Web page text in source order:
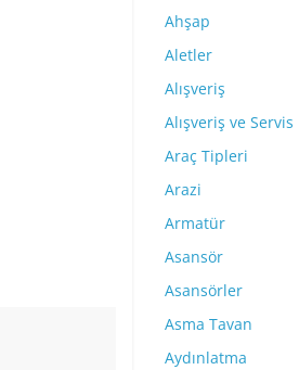
Ahşap
Aletler
Alışveriş
Alışveriş ve Servis
Araç Tipleri
Arazi
Armatür
Asansör
Asansörler
Asma Tavan
Aydınlatma